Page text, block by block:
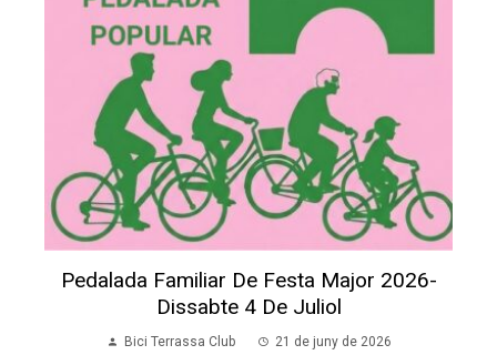
Pedalada Familiar De Festa Major 2026-
Dissabte 4 De Juliol
Bici Terrassa Club 21 de juny de 2026